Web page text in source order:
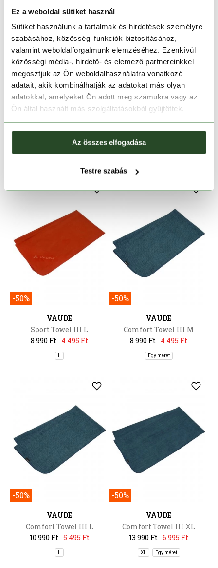
Ez a weboldal sütiket használ
Sütiket használunk a tartalmak és hirdetések személyre
szabásához, közösségi funkciók biztosításához,
valamint weboldalforgalmunk elemzéséhez. Ezenkívül
közösségi média-, hirdető- és elemező partnereinkkel
megosztjuk az Ön weboldalhasználatra vonatkozó
adatait, akik kombinálhatják az adatokat más olyan
adatokkal, amelyeket Ön adott meg számukra vagy az
Ön által használt más szolgáltatásokból gyűjtöttek.
Az összes elfogadása
Testre szabás
-50%
VAUDE
Sport Towel III M
3 995 Ft
-50%
VAUDE
Sport Towel III L
8 990 Ft
-50%
VAUDE
Sport Towel III L
8 990 Ft 4 495 Ft
-50%
VAUDE
Comfort Towel III M
8 990 Ft 4 495 Ft
Egy méret
-50%
VAUDE
Comfort Towel III L
10 990 Ft 5 495 Ft
-50%
VAUDE
Comfort Towel III XL
13 990 Ft 6 995 Ft
XL Egy méret